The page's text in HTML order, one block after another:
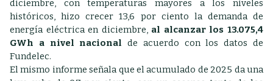
diciembre, con temperaturas mayores a los niveles
históricos, hizo crecer 13,6 por ciento la demanda de
energía eléctrica en diciembre, al alcanzar los 13.075,4
GWh a nivel nacional de acuerdo con los datos de
Fundelec.
El mismo informe señala que el acumulado de 2025 da una